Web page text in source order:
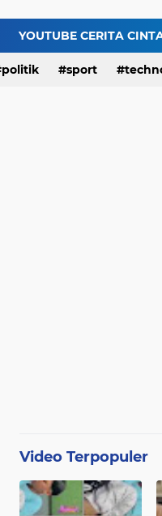
YOUTUBE CERITA
politik sport
Video Terpopuler